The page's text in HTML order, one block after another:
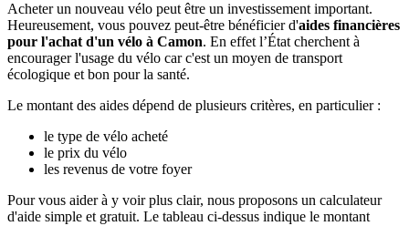
Acheter un nouveau vélo peut être un investissement important.
Heureusement, vous pouvez peut-être bénéficier d'aides financières
pour l'achat d'un vélo à Camon. En effet l’État cherchent à
encourager l'usage du vélo car c'est un moyen de transport
écologique et bon pour la santé.
Le montant des aides dépend de plusieurs critères, en particulier :
le type de vélo acheté
le prix du vélo
les revenus de votre foyer
Pour vous aider à y voir plus clair, nous proposons un calculateur
d'aide simple et gratuit. Le tableau ci-dessus indique le montant